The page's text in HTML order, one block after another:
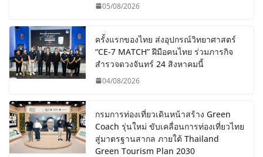
05/08/2026
ครั้งแรกของไทย ส่งอุปกรณ์วิทยาศาสตร์
“CE-7 MATCH” ฝีมือคนไทย ร่วมภารกิจ
สำรวจดวงจันทร์ 24 สิงหาคมนี้
04/08/2026
กรมการท่องเที่ยวเดินหน้าสร้าง Green
Coach รุ่นใหม่ ขับเคลื่อนการท่องเที่ยวไทย
สู่มาตรฐานสากล ภายใต้ Thailand
Green Tourism Plan 2030